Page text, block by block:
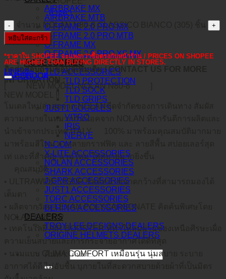
AIRBRAKE MX
AIRBRAKE MTB
O-FRAME 2.0 PRO MX
O-FRAME 2.0 PRO MTB
O-FRAME MX
O-FRAME 2.0 PRO XS MX
ACCESSORIES
TLD ACCESSORIES
TLD PROTECTION
TLD SOCK
TLD GRIPS
JUST1 GOGGLES
VITRO
IRIS
NERVE
N-COM
X-LITE ACCESSORIES
NOLAN ACCESSORIES
SHARK ACCESSORIES
J-GPR ACCESSORIES
JUST1 ACCESSORIES
TORC ACCESSORIES
BERING ACCESSORIES
DEALERS
TROY LEE DESIGNS DEALERS
ORIGINE HELMETS DEALERS
ล้างค่า
จำนวน NOLAN N80-8 CLASSICO BIANCO (305) ชิ้น
หยิบใส่ตะกร้า
*ราคาใน SHOPEE จะแพงกว่าซื้อตรงกับหน้าร้าน / PRICES ON SHOPEE
ARE HIGHER THAN BUYING DIRECTLY IN STORES.
ติดต่อสอบถามข้อมูลเพิ่มเติม / CONTACT US FOR MORE
INFORMATION :
LINE@
FACEBOOK
คำอธิบาย
NEW MODEL NOLAN N80-8
โมเดลใหม่ล่าสุดจาก NOLANขีดจำกัดของการเดินทาง สัมผัส
ความสบายในหมวกกันน็อคจาก NOLAN ที่การันตีการผลิตและ
นำเข้าจากประเทศ ITALY
มาพร้อมสีใหม่ ลวดลายกราฟฟิค และ ลายสีพื้น สปอยเลอร์สุด
เท่ และที่สำคัญ นวมใหม่ ใส่สบายมากยิ่งขึ้น
คุณสมบัติ
• ULTRAWIDE VISOR ชิลด์หน้าขนาดกว้างที่สามารถมองได้
• ผลิตจากวัสดุ LEXAN POLYCARBONATE คิดค้นพิเศษโดย
NOLAN GROUP
• เทคโนโลยี AIR BOOSTER ที่ทำให้ลมผ่านช่องเหนือศีรษะเผื่อ
ความเย็นสบายและการกระจายอากาศได้ดีที่สุด
• นวมแบบ CLIMA COMFORT เหมือนรุ่น นุ่มสบาย ระบาย
อากาศได้ดี ไม่อับชื้น บุภายในที่สะดวกสบายด้วยผ้าที่เป็นมิตร